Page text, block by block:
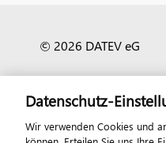
© 2026 DATEV eG
Datenschutz-
Wir verwenden Cookies und